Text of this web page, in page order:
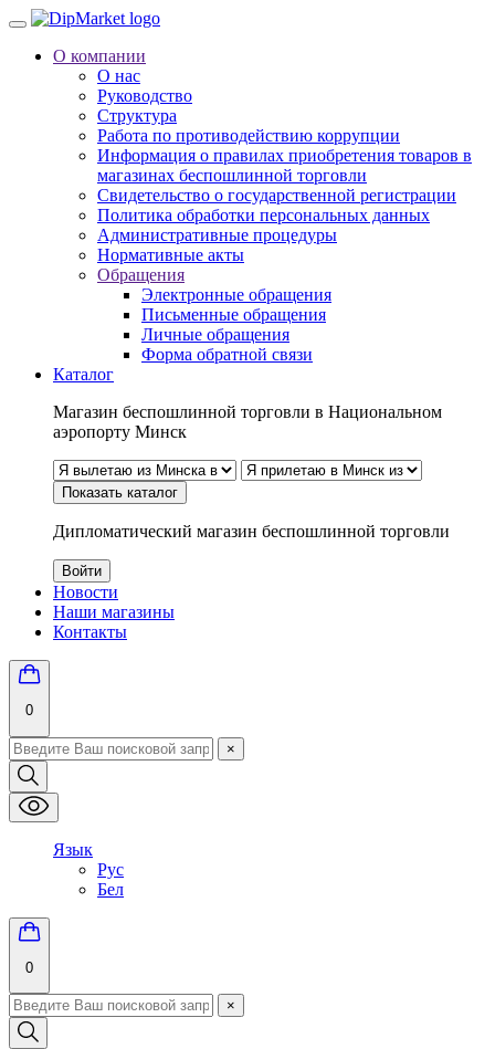
О компании
О нас
Руководство
Структура
Работа по противодействию коррупции
Информация о правилах приобретения товаров в
магазинах беспошлинной торговли
Свидетельство о государственной регистрации
Политика обработки персональных данных
Административные процедуры
Нормативные акты
Обращения
Электронные обращения
Письменные обращения
Личные обращения
Форма обратной связи
Каталог
Магазин беспошлинной торговли в Национальном
аэропорту Минск
Показать каталог
Дипломатический магазин беспошлинной торговли
Войти
Новости
Наши магазины
Контакты
0
×
Язык
Рус
Бел
0
×